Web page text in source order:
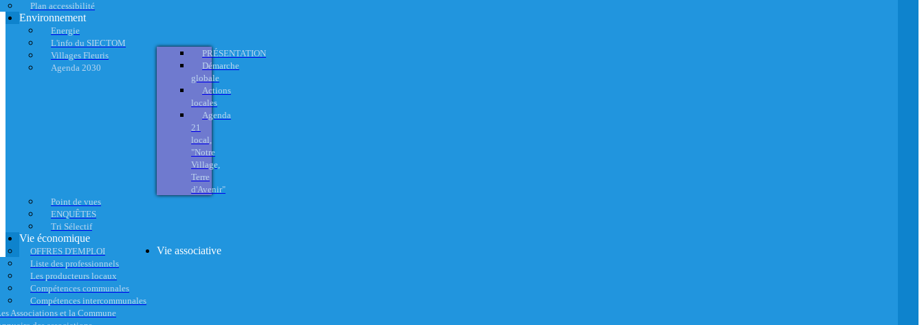
Plan accessibilité
Environnement
Energie
L'info du SIECTOM
Villages Fleuris
Agenda 2030
PRÉSENTATION
Démarche
globale
Actions
locales
Agenda
21
local,
"Notre
Village,
Terre
d'Avenir"
Point de vues
ENQUÊTES
Tri Sélectif
Vie économique
OFFRES D'EMPLOI
Liste des professionnels
Les producteurs locaux
Compétences communales
Compétences intercommunales
Vie associative
Associations et la Commune